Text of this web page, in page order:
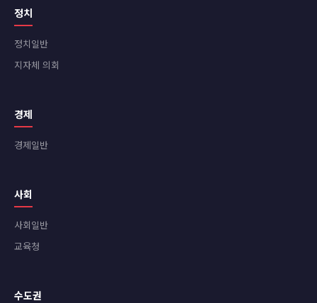
정치
정치일반
지자체 의회
경제
경제일반
사회
사회일반
교육청
수도권